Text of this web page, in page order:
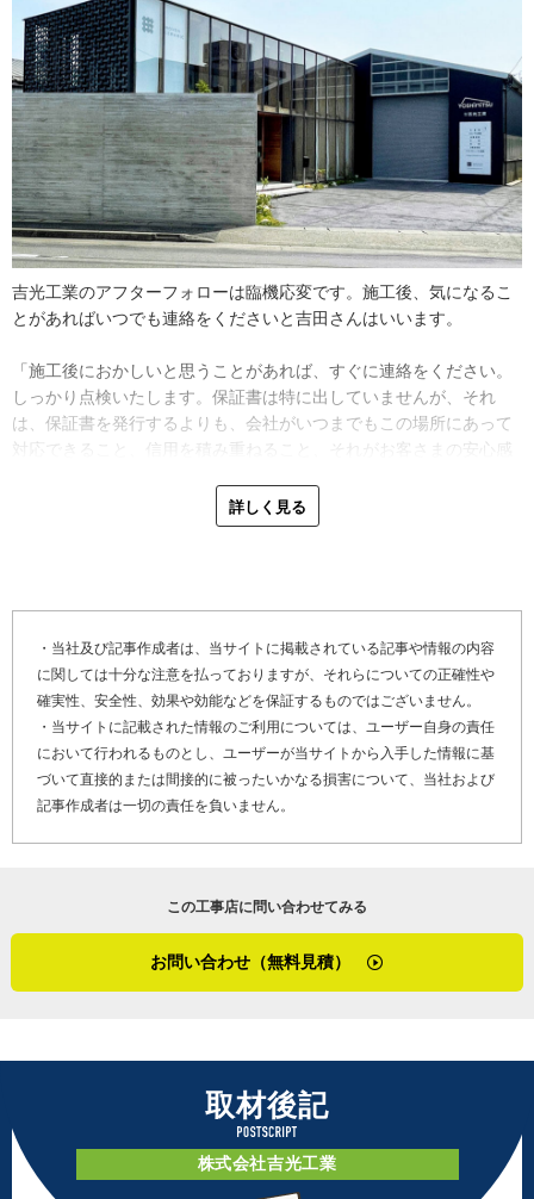
そして２０１８年、吉田さんは先代の急な入院により代表取締役に
就任。「働きやすい環境づくりをして生産性を上げ、利益が出れば
還元する」という会社としての方針を固めて社内で周知しました。
老朽化した事務所の建て替えにも着手し、有給休暇制度の充実や、
月給制の導入など、職人が働きやすい環境を整えてきたのです。
「休みが取りやすくなり、リフォーム主体となって売り上げは維持
できたので、改革が良い方向へ向かったんだと思います。地域に根
差した会社になるには、まず職人が揃っていないと仕事に対応でき
ませんから。今後はお客さまから『家の困りごとを解決してくれる
にしていきたいですね」
りなどで下地の確認が必要な場合のみ部分工事で行います。多くは
窯業系サイディングにカバーをする工事で、外壁材が二重になるこ
とで防音性や遮熱性が高まる利点があります。
「カバー工法の手順としては、既存の窯業系サイディングの目地を
コーキングで埋めたり、透湿防水シートを張ったのちに胴縁（※
２）下地をして、水切り（※３）をつけて外壁を張るという流れで
すね。特に注意を払うのが窓まわりの納まりで、外壁材が２重にな
って厚くなるため窓よりも外壁が前へ出てきてしまうんです。コー
キングだけではなくて、水が入らないように水切りを加工して設置
します。万が一、外壁の内側に水が入ってもうまく下に流れていく
形にするためには、既製品だけではなく自社で板金を加工して役物
（※４）を作る必要もありますね。ぴったりサイズの形にすること
外壁の雨漏りは、窓まわりの劣化と換気扇からの吹き込みが原因に
なっていることが多いそうです。既存の設備の上からコーキングや
納めを確認してから修理方法を考えます。
ント部分が切れて逆流してきたなど、様々なケースがありますね」
さらに、瓦を使った製品の開発、販売にも着手していて、施工以外
の事業の柱になればと考えているそう。瓦材を編みこんだ意匠性の
高いデザインで、外壁のポイントにしたり、フェンス替わりに設置
したりできる、施工業者としての知恵が反映されたエクステリア材
です。
福井市周辺は積雪と台風の上陸が頻繁な地域で、住宅工事は風雪へ
には、気になることがあるなら早めに直しといた方がいいと伝える
※１ カバー工法・・・金属屋根や外壁の重ね張りをするリフォー
※２ 胴縁・・・壁の板張りやボード張りのための下地部材
※３ 水切り・・・水が一部分に溜まらないようにするための金属
吉光工業のアフターフォローは臨機応変です。施工後、気になるこ
とがあればいつでも連絡をくださいと吉田さんはいいます。
「施工後におかしいと思うことがあれば、すぐに連絡をください。
しっかり点検いたします。保証書は特に出していませんが、それ
は、保証書を発行するよりも、会社がいつまでもこの場所にあって
対応できること、信用を積み重ねること、それがお客さまの安心感
す。何でも聞いてくださいね」
がらも、そこには吉田さんのお客さまへの想いが込められていま
「皆さんからよく聞くのは、付き合いのある大工さんが廃業したと
か、修理をどこに頼んでよいかわからないなんていう話です。そん
な時に吉光工業を思い出してもらえたら、うちにとっても有難い話
です。実際に、年賀状を見て連絡をくださる方も多いんですよ」
最後に「かべいろは」をご覧になっている、雨漏りや外壁の劣化で
お困りのお客さま、そして外壁リフォームや外壁修理を検討してい
するんだったらこの工法を採用するなと、そう思える施工を提案し
お客さまの要望の本質を見極め、長期的な視点で提案する吉田さ
ん。「いつでも頼れる」と思える地域に根ざした工事店が近所にあ
ること、それがとても羨ましく思えた取材でした。
詳しく見る
・当社及び記事作成者は、当サイトに掲載されている記事や情報の内容
に関しては十分な注意を払っておりますが、それらについての正確性や
確実性、安全性、効果や効能などを保証するものではございません。
・当サイトに記載された情報のご利用については、ユーザー自身の責任
において行われるものとし、ユーザーが当サイトから入手した情報に基
づいて直接的または間接的に被ったいかなる損害について、当社および
記事作成者は一切の責任を負いません。
この工事店に問い合わせてみる
お問い合わせ（無料見積）
取材後記
株式会社吉光工業